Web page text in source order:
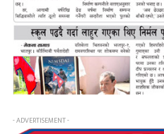
- ADVERTISEMENT -